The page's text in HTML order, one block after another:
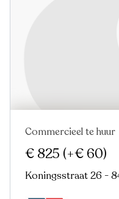
Commercieel te huur
€ 825 (+€ 60)
Koningsstraat 26 -